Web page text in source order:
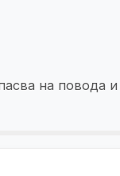
на повода и